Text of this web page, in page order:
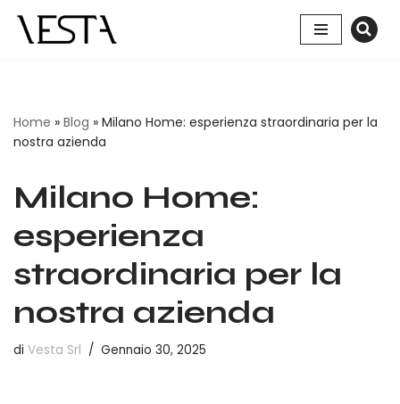
Vai
Home » Blog » Milano Home: esperienza straordinaria per la
nostra azienda
Milano Home:
esperienza
straordinaria per la
nostra azienda
di Vesta Srl Gennaio 30, 2025